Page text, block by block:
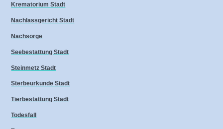
Krematorium Stadt
Nachlassgericht Stadt
Nachsorge
Seebestattung Stadt
Steinmetz Stadt
Sterbeurkunde Stadt
Tierbestattung Stadt
Todesfall